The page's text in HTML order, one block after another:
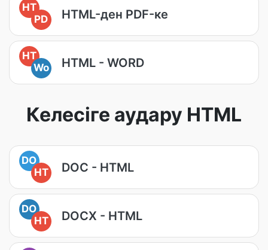
HT
PD
HTML-ден PDF-ке
HT
Wo
HTML - WORD
Келесіге аудару HTML
DO
HT
DOC - HTML
DO
HT
DOCX - HTML